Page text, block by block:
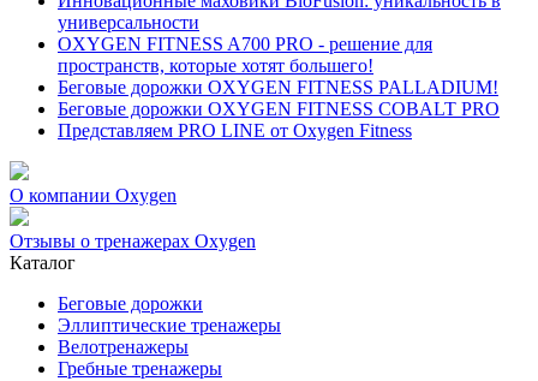
универсальности
OXYGEN FITNESS A700 PRO - решение для
пространств, которые хотят большего!
Беговые дорожки OXYGEN FITNESS PALLADIUM!
Беговые дорожки OXYGEN FITNESS COBALT PRO
Представляем PRO LINE от Oxygen Fitness
О компании Oxygen
Отзывы о тренажерах Oxygen
Каталог
Беговые дорожки
Эллиптические тренажеры
Велотренажеры
Гребные тренажеры